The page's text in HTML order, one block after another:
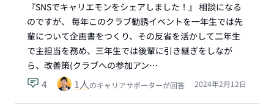
『SNSでキャリエモンをシェアしました！』 相談になる
のですが、 毎年このクラブ勧誘イベントを一年生では先
輩について企画書をつくり、その反省を活かして二年生
で主担当を務め、三年生では後輩に引き継ぎをしなが
ら、改善策(クラブへの参加アン…
4 1人のキャリアサポーターが回答 2024年2月12日